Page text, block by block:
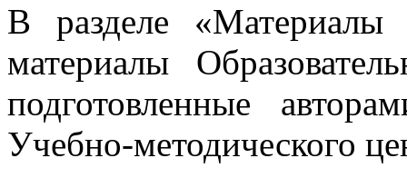
В разделе «Материалы
материалы
подготовленные
Учебно-методического